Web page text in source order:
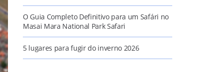
O Guia Completo Definitivo para um Safári no
Masai Mara National Park Safari
5 lugares para fugir do inverno 2026